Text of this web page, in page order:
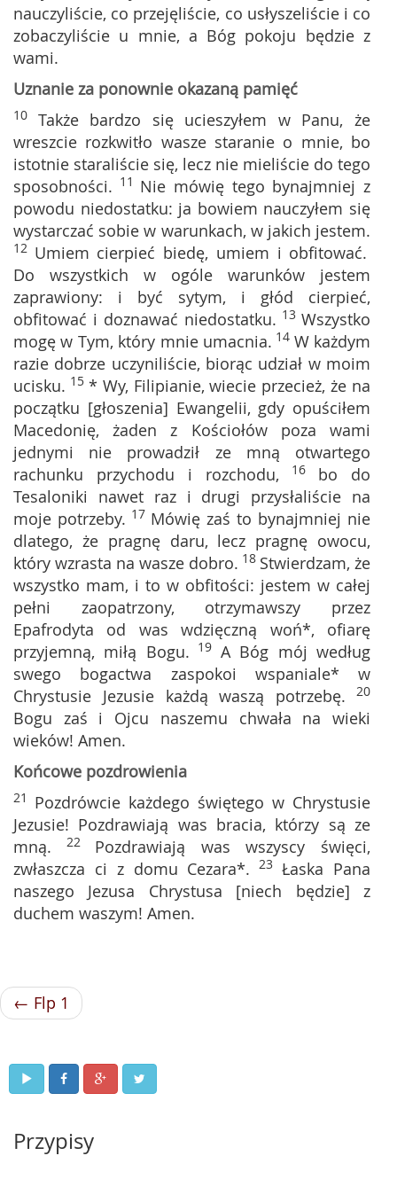
nauczyliście, co przejęliście, co usłyszeliście i co
zobaczyliście u mnie, a Bóg pokoju będzie z
wami.
Uznanie za ponownie okazaną pamięć
10 Także bardzo się ucieszyłem w Panu, że
wreszcie rozkwitło wasze staranie o mnie, bo
istotnie staraliście się, lecz nie mieliście do tego
sposobności. 11 Nie mówię tego bynajmniej z
powodu niedostatku: ja bowiem nauczyłem się
wystarczać sobie w warunkach, w jakich jestem.
12 Umiem cierpieć biedę, umiem i obfitować.
Do wszystkich w ogóle warunków jestem
zaprawiony: i być sytym, i głód cierpieć,
obfitować i doznawać niedostatku. 13 Wszystko
mogę w Tym, który mnie umacnia. 14 W każdym
razie dobrze uczyniliście, biorąc udział w moim
ucisku. 15 * Wy, Filipianie, wiecie przecież, że na
początku [głoszenia] Ewangelii, gdy opuściłem
Macedonię, żaden z Kościołów poza wami
jednymi nie prowadził ze mną otwartego
rachunku przychodu i rozchodu, 16 bo do
Tesaloniki nawet raz i drugi przysłaliście na
moje potrzeby. 17 Mówię zaś to bynajmniej nie
dlatego, że pragnę daru, lecz pragnę owocu,
który wzrasta na wasze dobro. 18 Stwierdzam, że
wszystko mam, i to w obfitości: jestem w całej
pełni zaopatrzony, otrzymawszy przez
Epafrodyta od was wdzięczną woń*, ofiarę
przyjemną, miłą Bogu. 19 A Bóg mój według
swego bogactwa zaspokoi wspaniale* w
Chrystusie Jezusie każdą waszą potrzebę. 20
Bogu zaś i Ojcu naszemu chwała na wieki
wieków! Amen.
Końcowe pozdrowienia
21 Pozdrówcie każdego świętego w Chrystusie
Jezusie! Pozdrawiają was bracia, którzy są ze
mną. 22 Pozdrawiają was wszyscy święci,
zwłaszcza ci z domu Cezara*. 23 Łaska Pana
naszego Jezusa Chrystusa [niech będzie] z
duchem waszym! Amen.
← Flp 1
Przypisy